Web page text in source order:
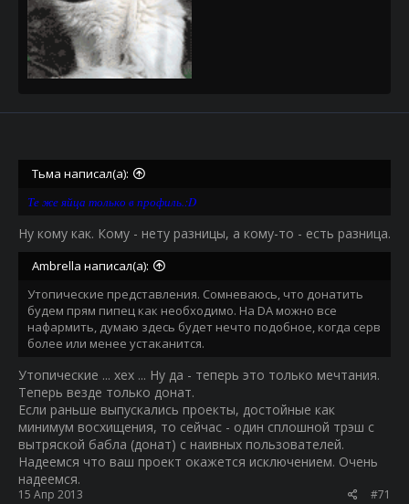
Тьма написал(а):
Те же яйца только в профиль.:D
Ну кому как. Кому - нету разницы, а кому-то - есть разница.
Ambrella написал(а):
Утопические представления. Сомневаюсь, что донатить
будем прям пипец как необходимо. На DA можно все
нафармить, думаю здесь будет нечто подобное, когда серв
более или менее устаканится.
Утопические ... хех ... Ну да - теперь это только мечтания.
Теперь везде только донат.
Если раньше выпускались проекты, достойные как
минимум восхищения, то сейчас - один сплошной трэш с
вытряской бабла (донат) с наивных пользователей.
Надеемся что ваш проект окажется исключением. Очень
надеемся.
15 Апр 2013 #71